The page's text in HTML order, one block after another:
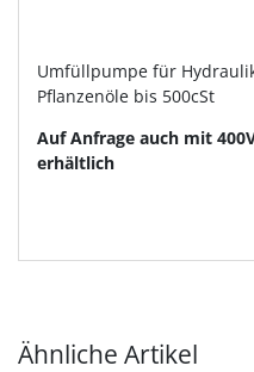
Umfüllpumpe für
Pflanzenöle bis 500cSt
Auf Anfrage auch mit
erhältlich
Ähnliche Artikel